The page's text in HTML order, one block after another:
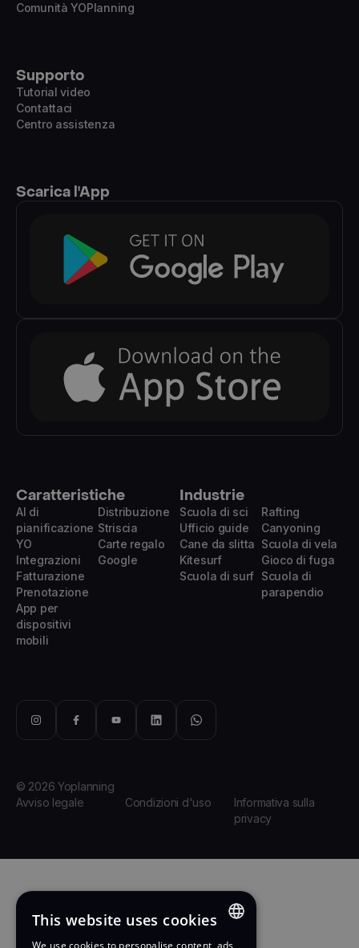
Comunità YOPlanning
Supporto
Tutorial video
Contattaci
Centro assistenza
Scarica l'App
Caratteristiche
AI di
pianificazione
YO
Integrazioni
Fatturazione
Prenotazione
App per
dispositivi
mobili
Distribuzione
Striscia
Carte regalo
Google
Industrie
Rafting
Canyoning
Scuola di vela
Gioco di fuga
Scuola di
parapendio
Scuola di sci
Ufficio guide
Cane da slitta
Kitesurf
Scuola di surf
© 2026 Yoplanning
Avviso legale
Condizioni d'uso
Informativa sulla
privacy
This website uses cookies
We use cookies to personalise content, ads